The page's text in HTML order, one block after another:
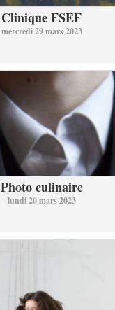
Clinique FSEF
mercredi 29 mars 2023
Photo culinaire
lundi 20 mars 2023